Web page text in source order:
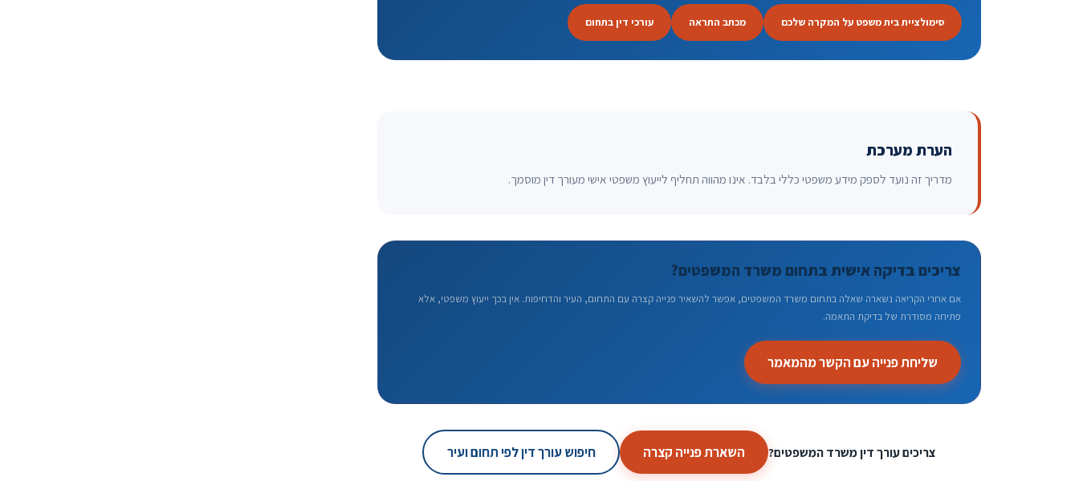
סימולציית בית משפט על המקרה שלכם מכתב התראה עורכי דין בתחום
הערת מערכת
מדריך זה נועד לספק מידע משפטי כללי בלבד. אינו מהווה תחליף לייעוץ משפטי אישי מעורך דין מוסמך.
צריכים בדיקה אישית בתחום משרד המשפטים?
אם אחרי הקריאה נשארה שאלה בתחום משרד המשפטים, אפשר להשאיר פנייה קצרה עם התחום, העיר והדחיפות. אין בכך ייעוץ משפטי, אלא
פתיחה מסודרת של בדיקת התאמה.
שליחת פנייה עם הקשר מהמאמר
צריכים עורך דין משרד המשפטים? השארת פנייה קצרה חיפוש עורך דין לפי תחום ועיר